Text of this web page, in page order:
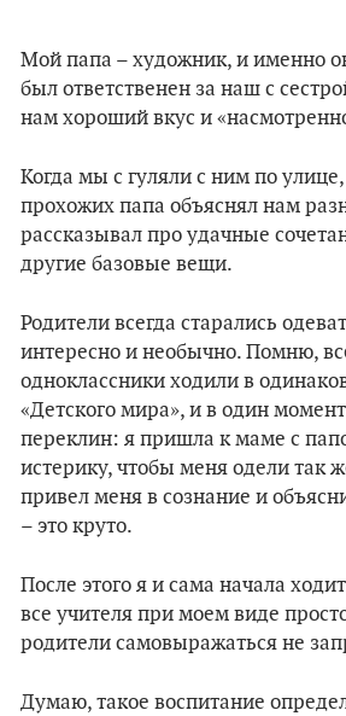
Мой папа – художник, и именно
был ответственен за наш с
нам хороший вкус и
Когда мы с гуляли с ним по
прохожих папа объяснял нам
рассказывал про удачные
другие базовые вещи.
Родители всегда старались
интересно и необычно. Помню,
одноклассники ходили в
«Детского мира», и в один
переклин: я пришла к маме с
истерику, чтобы меня одели так
привел меня в сознание и
– это круто.
После этого я и сама начала
все учителя при моем виде
родители самовыражаться не
Думаю, такое воспитание